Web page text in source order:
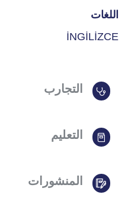
اللغات
İNGİLİZCE
التجارب
التعليم
المنشورات